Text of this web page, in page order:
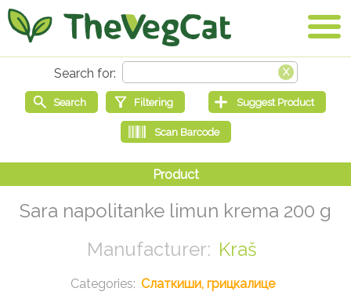
Sara napolitanke limun krema 200 g
Kraš
Слаткиши, грицкалице